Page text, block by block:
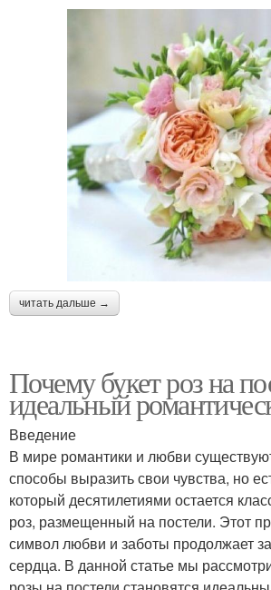
читать дальше →
Почему букет роз на
идеальный
Введение
В мире романтики и любви
способы выразить свои чувства, но
который десятилетиями остается
роз, размещенный на постели. Этот
символ любви и заботы продолжает
сердца. В данной статье мы